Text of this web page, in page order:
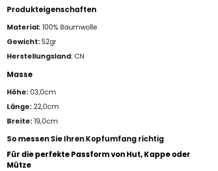
Produkteigenschaften
Material: 100% Baumwolle
Gewicht: 52gr
Herstellungsland: CN
Masse
Höhe: 03,0cm
Länge: 22,0cm
Breite: 19,0cm
So messen Sie Ihren Kopfumfang richtig
Für die perfekte Passform von Hut, Kappe oder
Mütze